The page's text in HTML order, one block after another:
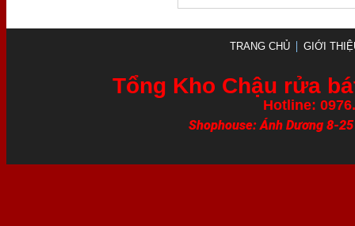
TRANG CHỦ GIỚI
Tổng Kho Chậu rửa
Hotline:
Shophouse: Ánh Dương 8-